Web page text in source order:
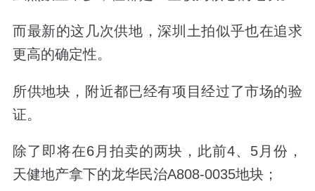
而最新的这几次供地，深圳土拍似乎也在追求
更高的确定性。
所供地块，附近都已经有项目经过了市场的验
证。
除了即将在6月拍卖的两块， 此前4、 5 月份，
天健地产拿下的龙华民治A808-0035地块；